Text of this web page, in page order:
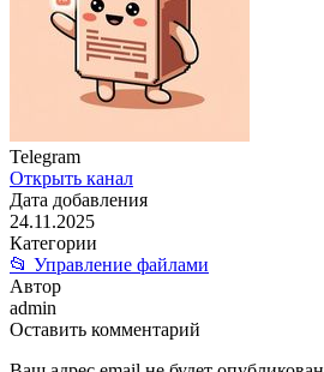
Telegram
Открыть канал
Дата добавления
24.11.2025
Категории
📂 Управление файлами
Автор
admin
Оставить комментарий